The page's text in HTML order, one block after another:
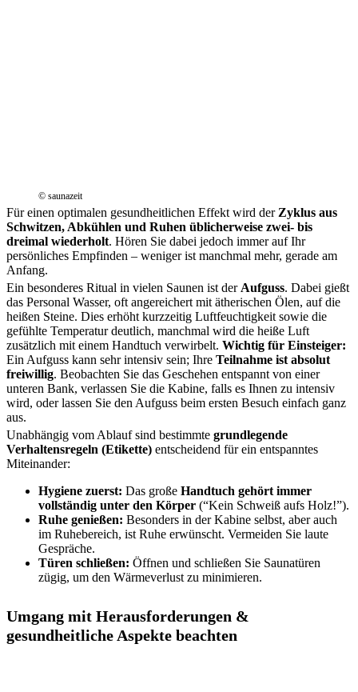
© saunazeit
Für einen optimalen gesundheitlichen Effekt wird der Zyklus aus
Schwitzen, Abkühlen und Ruhen üblicherweise zwei- bis
dreimal wiederholt. Hören Sie dabei jedoch immer auf Ihr
persönliches Empfinden – weniger ist manchmal mehr, gerade am
Anfang.
Ein besonderes Ritual in vielen Saunen ist der Aufguss. Dabei gießt
das Personal Wasser, oft angereichert mit ätherischen Ölen, auf die
heißen Steine. Dies erhöht kurzzeitig Luftfeuchtigkeit sowie die
gefühlte Temperatur deutlich, manchmal wird die heiße Luft
zusätzlich mit einem Handtuch verwirbelt. Wichtig für Einsteiger:
Ein Aufguss kann sehr intensiv sein; Ihre Teilnahme ist absolut
freiwillig. Beobachten Sie das Geschehen entspannt von einer
unteren Bank, verlassen Sie die Kabine, falls es Ihnen zu intensiv
wird, oder lassen Sie den Aufguss beim ersten Besuch einfach ganz
aus.
Unabhängig vom Ablauf sind bestimmte grundlegende
Verhaltensregeln (Etikette) entscheidend für ein entspanntes
Miteinander:
Hygiene zuerst: Das große Handtuch gehört immer
vollständig unter den Körper (“Kein Schweiß aufs Holz!”).
Ruhe genießen: Besonders in der Kabine selbst, aber auch
im Ruhebereich, ist Ruhe erwünscht. Vermeiden Sie laute
Gespräche.
Türen schließen: Öffnen und schließen Sie Saunatüren
zügig, um den Wärmeverlust zu minimieren.
Umgang mit Herausforderungen &
gesundheitliche Aspekte beachten